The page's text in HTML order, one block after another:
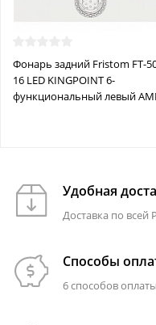
Фонарь задний Fristom FT-
16 LED KINGPOINT 6-
функциональный левый
Удобная
Доставка по всей
Способы
6 способов